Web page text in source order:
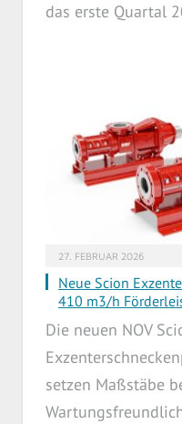
das erste Quartal
27. FEBRUAR 2026
Neue Scion
410 m3/h
Die neuen NOV
setzen Maßstäbe